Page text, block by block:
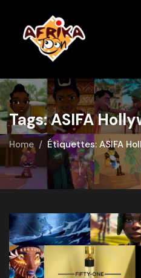
Tags: ASIFA
Home Étiquettes: ASIFA